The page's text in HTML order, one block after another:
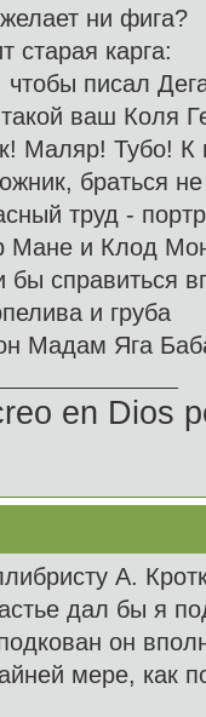
ни фига?
старая карга:
чтобы писал
ваш Коля
Маляр! Тубо! К
браться
труд -
Мане и Клод
бы справиться
и груба
Мадам Яга
en Dios
А.
дал бы я
он
мере, как